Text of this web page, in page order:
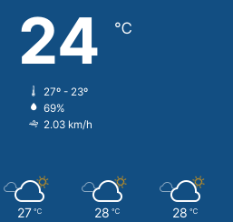
24 ℃
27º - 23º
69%
2.03 km/h
27 ℃ 28 ℃ 28 ℃